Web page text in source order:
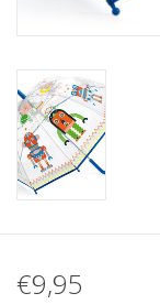
Merken
€9,95